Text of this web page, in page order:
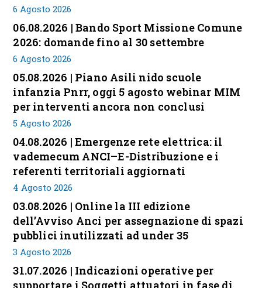
6 Agosto 2026
06.08.2026 | Bando Sport Missione Comune
2026: domande fino al 30 settembre
6 Agosto 2026
05.08.2026 | Piano Asili nido scuole
infanzia Pnrr, oggi 5 agosto webinar MIM
per interventi ancora non conclusi
5 Agosto 2026
04.08.2026 | Emergenze rete elettrica: il
vademecum ANCI–E-Distribuzione e i
referenti territoriali aggiornati
4 Agosto 2026
03.08.2026 | Online la III edizione
dell’Avviso Anci per assegnazione di spazi
pubblici inutilizzati ad under 35
3 Agosto 2026
31.07.2026 | Indicazioni operative per
supportare i Soggetti attuatori in fase di